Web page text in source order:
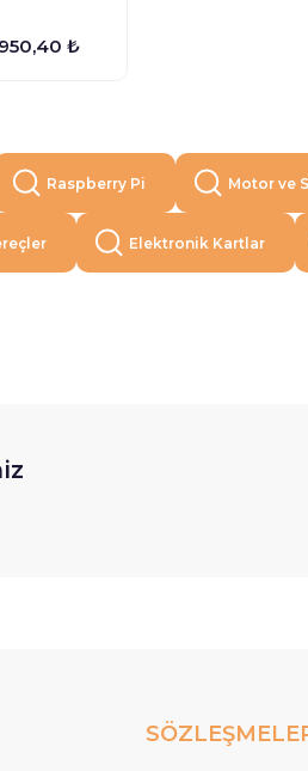
950,40 ₺
Raspberry Pi Motor ve
Elektronik Kartlar